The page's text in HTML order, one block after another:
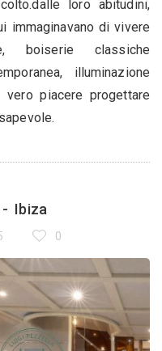
loro abitudini,
immaginavano di vivere
boiserie classiche
illuminazione
piacere progettare
- Ibiza
0